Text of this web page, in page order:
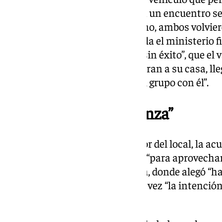
futbolista y donde mantuvieron un encuentro
acusación pública. Tras el mismo, ambos
momento en el que, según señala el
provisional, la mujer intentó , “sin éxito”, que
noche solo con ella y se marcharan a su casa,
otras mujeres que estaban en el grupo con él”.
Denuncia “por venganza”
Tras estas disputas en el interior del local, la
vez allí, a modo de “venganza” y “para
presencia policial en la vivienda, donde alegó
agresión sexual”, y mostrar a su vez “la